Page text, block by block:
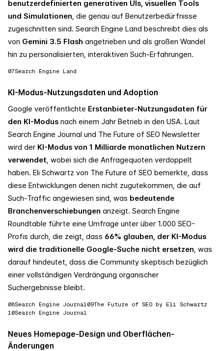
benutzerdefinierten generativen UIs, visuellen Tools
und Simulationen, die genau auf Benutzerbedürfnisse
zugeschnitten sind. Search Engine Land beschreibt dies als
von Gemini 3.5 Flash angetrieben und als großen Wandel
hin zu personalisierten, interaktiven Such-Erfahrungen.
07Search Engine Land
KI-Modus-Nutzungsdaten und Adoption
Google veröffentlichte Erstanbieter-Nutzungsdaten für
den KI-Modus nach einem Jahr Betrieb in den USA. Laut
Search Engine Journal und The Future of SEO Newsletter
wird der KI-Modus von 1 Milliarde monatlichen Nutzern
verwendet, wobei sich die Anfragequoten verdoppelt
haben. Eli Schwartz von The Future of SEO bemerkte, dass
diese Entwicklungen denen nicht zugutekommen, die auf
Such-Traffic angewiesen sind, was bedeutende
Branchenverschiebungen anzeigt. Search Engine
Roundtable führte eine Umfrage unter über 1.000 SEO-
Profis durch, die zeigt, dass 66% glauben, der KI-Modus
wird die traditionelle Google-Suche nicht ersetzen, was
darauf hindeutet, dass die Community skeptisch bezüglich
einer vollständigen Verdrängung organischer
Suchergebnisse bleibt.
08Search Engine Journal09The Future of SEO by Eli Schwartz
10Search Engine Journal
Neues Homepage-Design und Oberflächen-
Änderungen